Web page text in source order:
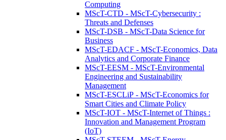
Computing
MScT-CTD - MScT-Cybersecurity :
Threats and Defenses
MScT-DSB - MScT-Data Science for
Business
MScT-EDACF - MScT-Economics, Data
Analytics and Corporate Finance
MScT-EESM - MScT-Environmental
Engineering and Sustainability
Management
MScT-ESCLiP - MScT-Economics for
Smart Cities and Climate Policy
MScT-IOT - MScT-Internet of Things :
Innovation and Management Program
(IoT)